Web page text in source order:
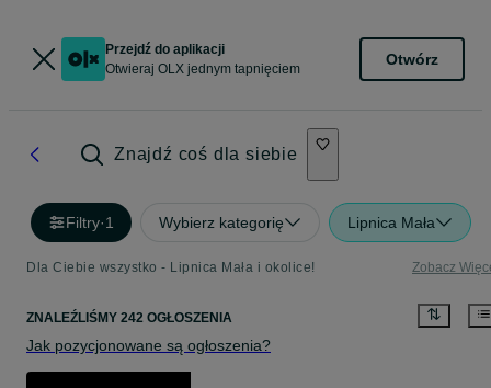
Przejdź do aplikacji
Otwieraj OLX jednym tapnięciem
Otwórz
Znajdź coś dla siebie
Filtry·1 Wybierz kategorię Lipnica Mała
Dla Ciebie wszystko - Lipnica Mała i okolice! Zobacz
ZNALEŹLIŚMY 242 OGŁOSZENIA
Jak pozycjonowane są ogłoszenia?